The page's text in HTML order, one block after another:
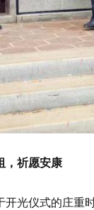
，祈愿安康
开光仪式的庄重